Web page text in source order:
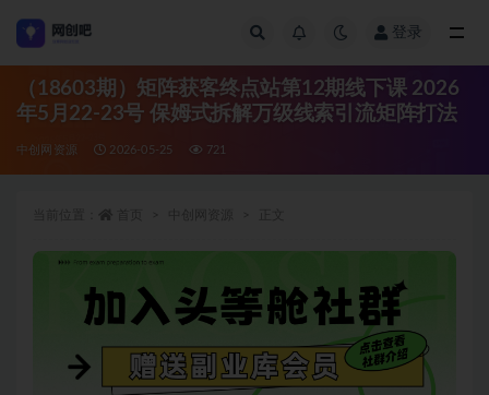
登录
（18603期）矩阵获客终点站第12期线下课 2026
年5月22-23号 保姆式拆解万级线索引流矩阵打法
中创网资源 2026-05-25 721